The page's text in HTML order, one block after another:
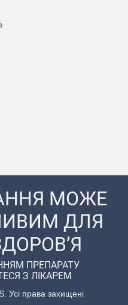
МОЖЕ
ДЛЯ
ПРЕПАРАТУ
З ЛІКАРЕМ
Усі права захищені